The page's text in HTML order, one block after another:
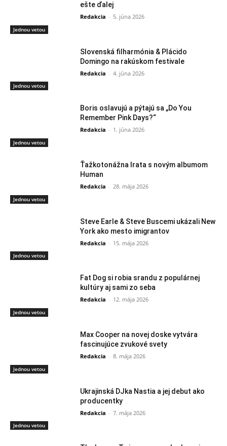
Jednou vetou
ešte ďalej
Redakcia - 5. júna 2026
Jednou vetou
Slovenská filharmónia & Plácido
Domingo na rakúskom festivale
Redakcia - 4. júna 2026
Jednou vetou
Boris oslavujú a pýtajú sa „Do You
Remember Pink Days?“
Redakcia - 1. júna 2026
Jednou vetou
Ťažkotonážna Irata s novým albumom
Human
Redakcia - 28. mája 2026
Jednou vetou
Steve Earle & Steve Buscemi ukázali New
York ako mesto imigrantov
Redakcia - 15. mája 2026
Jednou vetou
Fat Dog si robia srandu z populárnej
kultúry aj sami zo seba
Redakcia - 12. mája 2026
Jednou vetou
Max Cooper na novej doske vytvára
fascinujúce zvukové svety
Redakcia - 8. mája 2026
Jednou vetou
Ukrajinská DJka Nastia a jej debut ako
producentky
Redakcia - 7. mája 2026